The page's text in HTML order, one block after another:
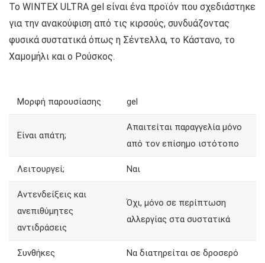
Το WINTEX ULTRA gel είναι ένα προϊόν που σχεδιάστηκε
για την ανακούφιση από τις κιρσούς, συνδυάζοντας
φυσικά συστατικά όπως η Σέντελλα, το Κάστανο, το
Χαμομήλι και ο Ρούσκος.
Μορφή παρουσίασης gel
Είναι απάτη;
Απαιτείται παραγγελία μόνο
από τον επίσημο ιστότοπο
Λειτουργεί; Ναι
Αντενδείξεις και
ανεπιθύμητες
αντιδράσεις
Όχι, μόνο σε περίπτωση
αλλεργίας στα συστατικά
Συνθήκες
Να διατηρείται σε δροσερό